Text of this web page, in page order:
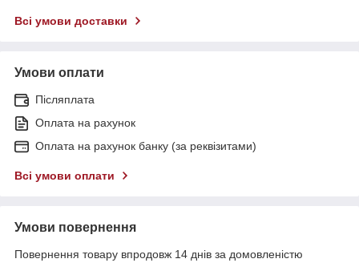
Всі умови доставки
Умови оплати
Післяплата
Оплата на рахунок
Оплата на рахунок банку (за реквізитами)
Всі умови оплати
Умови повернення
Повернення товару впродовж 14 днів за домовленістю